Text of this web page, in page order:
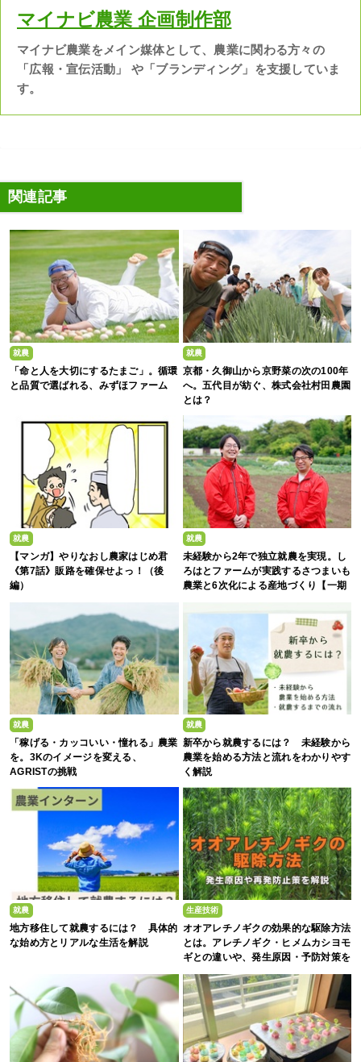
マイナビ農業 企画制作部
マイナビ農業をメイン媒体として、農業に関わる方々の
「広報・宣伝活動」 や「ブランディング」を支援していま
す。
関連記事
就農
「命と人を大切にするたまご」。循環
と品質で選ばれる、みずほファーム
就農
京都・久御山から京野菜の次の100年
へ。五代目が紡ぐ、株式会社村田農園
とは？
就農
【マンガ】やりなおし農家はじめ君
《第7話》販路を確保せよっ！（後
編）
就農
未経験から2年で独立就農を実現。し
ろはとファームが実践するさつまいも
農業と6次化による産地づくり【一期
就農
「稼げる・カッコいい・憧れる」農業
を。3Kのイメージを変える、
AGRISTの挑戦
就農
新卒から就農するには？ 未経験から
農業を始める方法と流れをわかりやす
く解説
就農
地方移住して就農するには？ 具体的
な始め方とリアルな生活を解説
生産技術
オオアレチノギクの効果的な駆除方法
とは。アレチノギク・ヒメムカシヨモ
ギとの違いや、発生原因・予防対策を
解説